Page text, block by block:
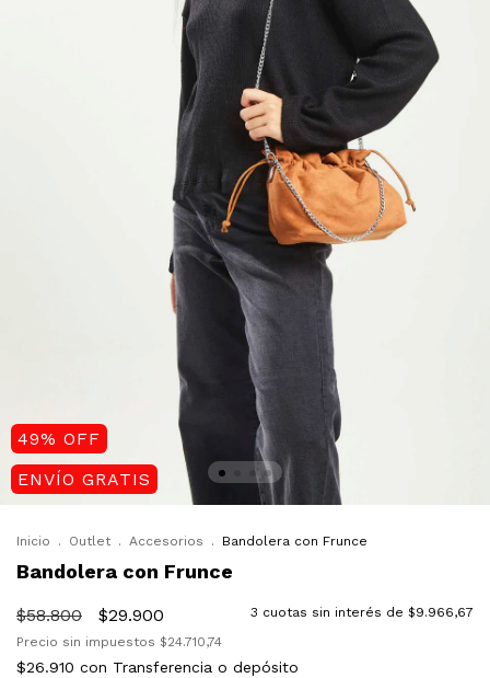
49% OFF
ENVÍO GRATIS
Inicio . Outlet . Accesorios . Bandolera con Frunce
Bandolera con Frunce
$58.800 $29.900 3 cuotas sin interés de $9.966,67
Precio sin impuestos $24.710,74
$26.910 con Transferencia o depósito